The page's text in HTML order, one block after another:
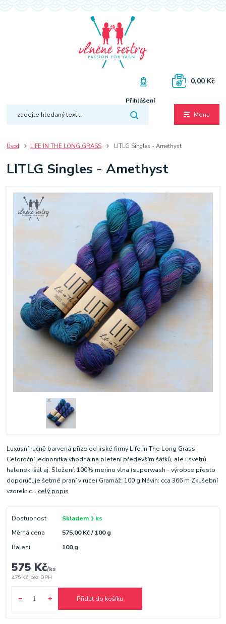
Menu
Přihlášení
0,00 Kč
Úvod LIFE IN THE LONG GRASS LITLG Singles - Amethyst
LITLG Singles - Amethyst
Luxusní ručně barvená příze od irské firmy Life in The Long Grass.
Celoroční jednonitka vhodná na pletení především šátků, ale i svetrů,
halenek, šál aj. Složení: 100% merino vlna (superwash - výrobce přesto
doporučuje šetrné praní v ruce) Gramáž: 100 g Návin: cca 366 m Zkušební
vzorek: c... celý popis
Dostupnost
Skladem 1 ks
Měrná cena
575,00 Kč / 100 g
Balení
100 g
575 Kč/ks
475 Kč bez DPH
Přidat do košíku